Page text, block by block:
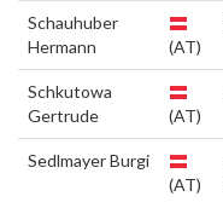
Schauhuber
Hermann
(AT)
Schkutowa
Gertrude
(AT)
Sedlmayer Burgi
(AT)